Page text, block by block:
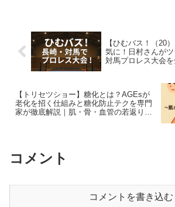
【ひむバス！（20
気に！日村さんが
対馬プロレス大会を
【トリセツショー】糖化とは？AGEsが
老化を招く仕組みと糖化防止テクを専門
家が徹底解説｜肌・骨・血管の若返り術
コメント
コメントを書き込む